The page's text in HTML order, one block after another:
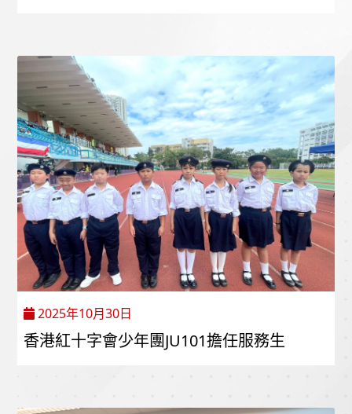
2025年10月30日
香港紅十字會少年團JU101擔任服務生